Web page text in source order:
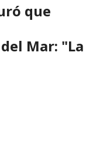
que
Mar: "La